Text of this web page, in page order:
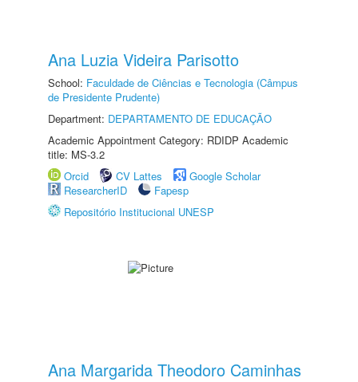
Ana Luzia Videira Parisotto
School: Faculdade de Ciências e Tecnologia (Câmpus
de Presidente Prudente)
Department: DEPARTAMENTO DE EDUCAÇÃO
Academic Appointment Category: RDIDP Academic
title: MS-3.2
Orcid
CV Lattes
Google Scholar
ResearcherID
Fapesp
Repositório Institucional UNESP
Ana Margarida Theodoro Caminhas